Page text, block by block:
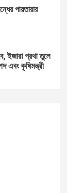
পায়তারার
ইজারা প্রথা তুলে
এবং কৃষিমন্ত্রী